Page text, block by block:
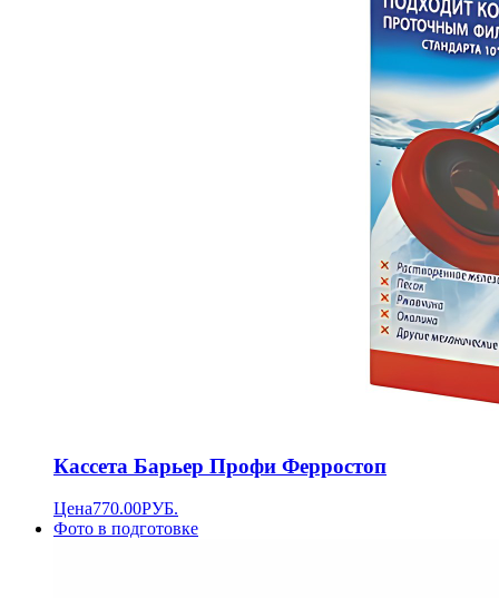
Кассета Барьер Профи Ферростоп
Цена770.00РУБ.
Фото в подготовке